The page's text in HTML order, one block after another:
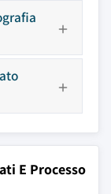
E Processo